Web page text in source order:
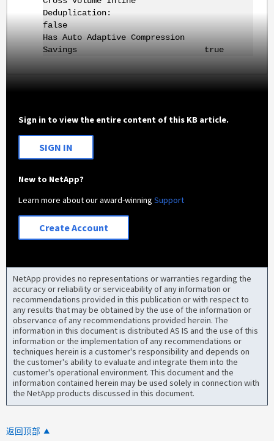
Deduplication:
false
Has Auto Adaptive Compression
Savings true
Sign in to view the entire content of this KB article.
SIGN IN
New to NetApp?
Learn more about our award-winningSupport
Create Account
NetApp provides no representations or warranties regarding the
accuracy or reliability or serviceability of any information or
recommendations provided in this publication or with respect to
any results that may be obtained by the use of the information or
observance of any recommendations provided herein. The
information in this document is distributed AS IS and the use of this
information or the implementation of any recommendations or
techniques herein is a customer's responsibility and depends on
the customer's ability to evaluate and integrate them into the
customer's operational environment. This document and the
information contained herein may be used solely in connection with
the NetApp products discussed in this document.
返回顶部